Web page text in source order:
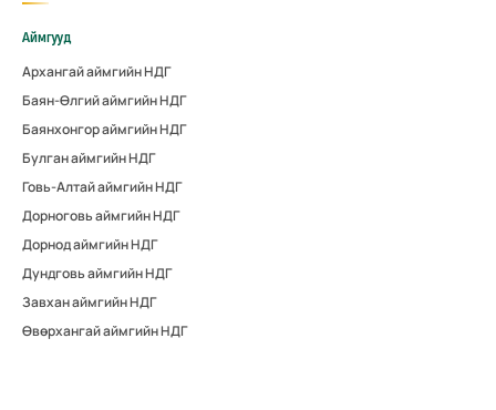
Аймгууд
Архангай аймгийн НДГ
Баян-Өлгий аймгийн НДГ
Баянхонгор аймгийн НДГ
Булган аймгийн НДГ
Говь-Алтай аймгийн НДГ
Дорноговь аймгийн НДГ
Дорнод аймгийн НДГ
Дундговь аймгийн НДГ
Завхан аймгийн НДГ
Өвөрхангай аймгийн НДГ